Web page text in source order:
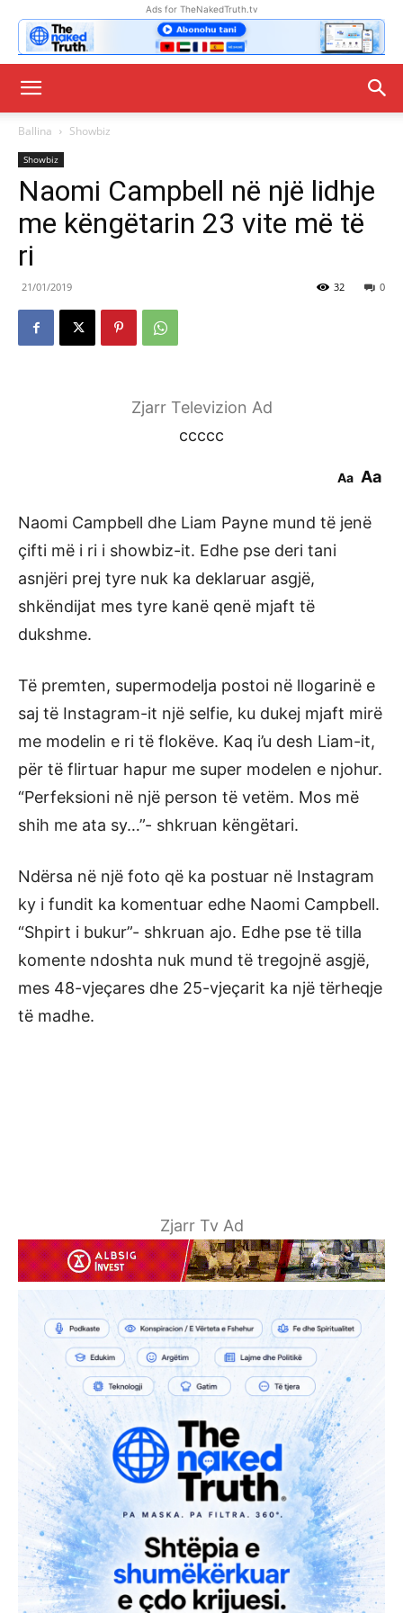
Ads for TheNakedTruth.tv
Ballina Showbiz
Showbiz
Naomi Campbell në një lidhje
me këngëtarin 23 vite më të
ri
21/01/2019 0
32
Zjarr Televizion Ad
ccccc
Aa Aa
Naomi Campbell dhe Liam Payne mund të jenë
çifti më i ri i showbiz-it. Edhe pse deri tani
asnjëri prej tyre nuk ka deklaruar asgjë,
shkëndijat mes tyre kanë qenë mjaft të
dukshme.
Të premten, supermodelja postoi në llogarinë e
saj të Instagram-it një selfie, ku dukej mjaft mirë
me modelin e ri të flokëve. Kaq i’u desh Liam-it,
për të flirtuar hapur me super modelen e njohur.
“Perfeksioni në një person të vetëm. Mos më
shih me ata sy…”- shkruan këngëtari.
Ndërsa në një foto që ka postuar në Instagram
ky i fundit ka komentuar edhe Naomi Campbell.
“Shpirt i bukur”- shkruan ajo. Edhe pse të tilla
komente ndoshta nuk mund të tregojnë asgjë,
mes 48-vjeçares dhe 25-vjeçarit ka një tërheqje
të madhe.
Zjarr Tv Ad